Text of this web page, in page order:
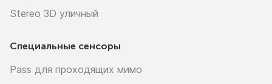
Stereo 3D уличный
Специальные сенсоры
Pass для проходящих мимо